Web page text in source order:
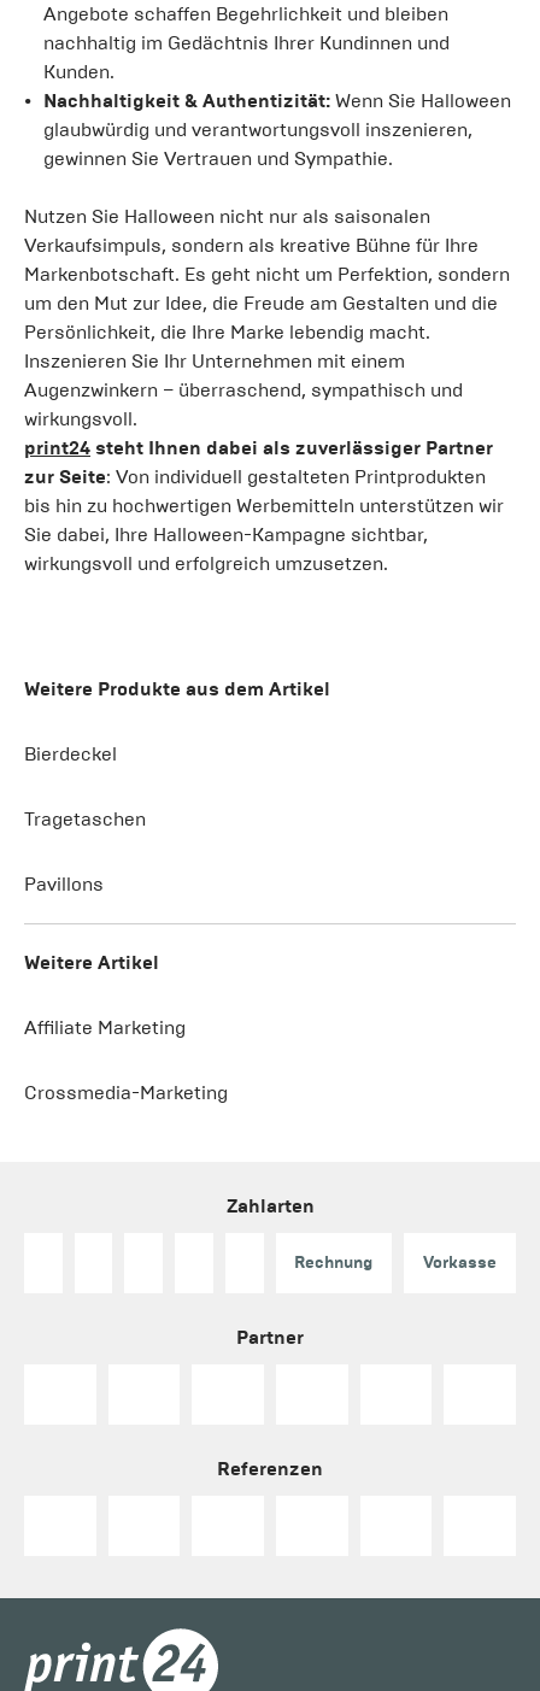
Angebote schaffen Begehrlichkeit und bleiben
nachhaltig im Gedächtnis Ihrer Kundinnen und
Kunden.
Nachhaltigkeit & Authentizität: Wenn Sie Halloween
glaubwürdig und verantwortungsvoll inszenieren,
gewinnen Sie Vertrauen und Sympathie.
Nutzen Sie Halloween nicht nur als saisonalen
Verkaufsimpuls, sondern als kreative Bühne für Ihre
Markenbotschaft. Es geht nicht um Perfektion, sondern
um den Mut zur Idee, die Freude am Gestalten und die
Persönlichkeit, die Ihre Marke lebendig macht.
Inszenieren Sie Ihr Unternehmen mit einem
Augenzwinkern – überraschend, sympathisch und
wirkungsvoll.
print24 steht Ihnen dabei als zuverlässiger Partner
zur Seite: Von individuell gestalteten Printprodukten
bis hin zu hochwertigen Werbemitteln unterstützen wir
Sie dabei, Ihre Halloween-Kampagne sichtbar,
wirkungsvoll und erfolgreich umzusetzen.
Weitere Produkte aus dem Artikel
Bierdeckel
Tragetaschen
Pavillons
Weitere Artikel
Affiliate Marketing
Crossmedia-Marketing
Zahlarten
Rechnung Vorkasse
Partner
Referenzen